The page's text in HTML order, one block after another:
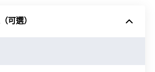
來自 Google 雲端硬碟
可選）